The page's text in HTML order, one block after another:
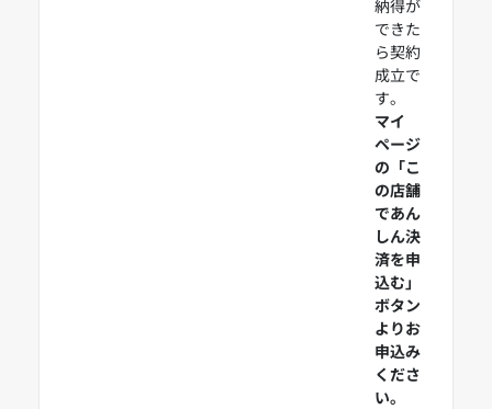
納得が
できた
ら契約
成立で
す。
マイ
ページ
の「こ
の店舗
であん
しん決
済を申
込む」
ボタン
よりお
申込み
くださ
い。